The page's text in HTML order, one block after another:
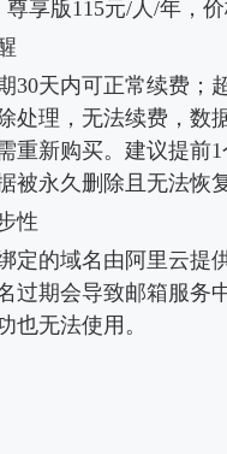
享版115元/人/年，价
30天内可正常续费；
处理，无法续费，数
重新购买。建议提前
被永久删除且无法恢复
性
定的域名由阿里云提
过期会导致邮箱服务
也无法使用。